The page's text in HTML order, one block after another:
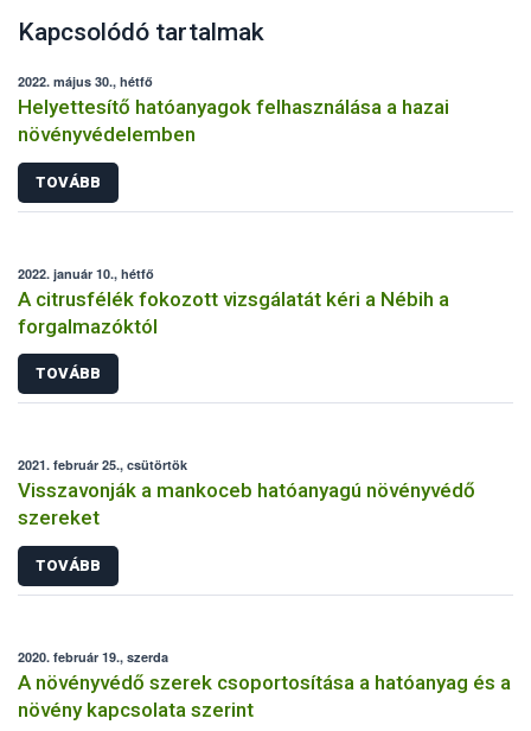
Kapcsolódó tartalmak
2022. május 30., hétfő
Helyettesítő hatóanyagok felhasználása a hazai
növényvédelemben
TOVÁBB
2022. január 10., hétfő
A citrusfélék fokozott vizsgálatát kéri a Nébih a
forgalmazóktól
TOVÁBB
2021. február 25., csütörtök
Visszavonják a mankoceb hatóanyagú növényvédő
szereket
TOVÁBB
2020. február 19., szerda
A növényvédő szerek csoportosítása a hatóanyag és a
növény kapcsolata szerint